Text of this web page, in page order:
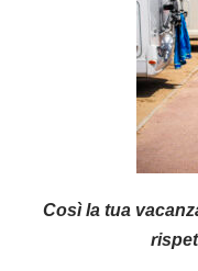
Così la tua